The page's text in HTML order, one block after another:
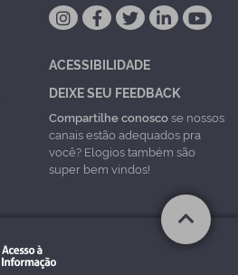
ACESSIBILIDADE
DEIXE SEU FEEDBACK
Compartilhe conoscose nossos
canais estão adequados pra
você? Elogios também são
super bem vindos!